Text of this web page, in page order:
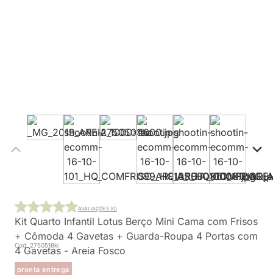
Kit Quarto Infantil Lotus Berço Mini Cama com Frisos
+ Cômoda 4 Gavetas + Guarda-Roupa 4 Portas com
4 Gavetas - Areia Fosco
Cod. 2750518ki
pronta entrega
AVALIAÇÕES (0)